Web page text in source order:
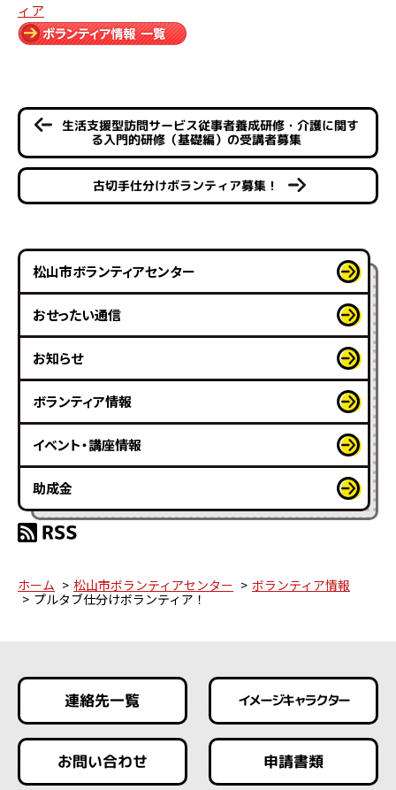
ィア
生活支援型訪問サービス従事者養成研修・介護に関す
る入門的研修（基礎編）の受講者募集
古切手仕分けボランティア募集！
松山市ボランティアセンター
おせったい通信
お知らせ
ボランティア情報
イベント・講座情報
助成金
ホーム 松山市ボランティアセンター
ボランティア情報
プルタブ仕分けボランティア！
連絡先一覧 イメージキャラクター
お問い合わせ 申請書類